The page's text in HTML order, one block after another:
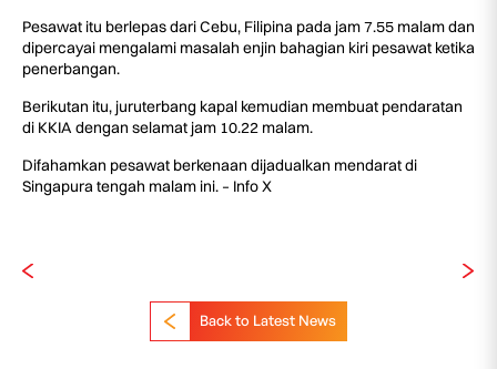
Pesawat itu berlepas dari Cebu, Filipina pada jam 7.55 malam dan
dipercayai mengalami masalah enjin bahagian kiri pesawat ketika
penerbangan.
Berikutan itu, juruterbang kapal kemudian membuat pendaratan
di KKIA dengan selamat jam 10.22 malam.
Difahamkan pesawat berkenaan dijadualkan mendarat di
Singapura tengah malam ini. – Info X
Back to Latest News